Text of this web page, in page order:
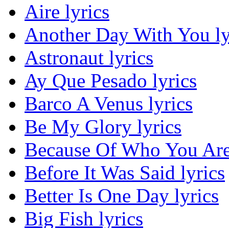
Aire lyrics
Another Day With You
Astronaut lyrics
Ay Que Pesado lyrics
Barco A Venus lyrics
Be My Glory lyrics
Because Of Who You
Before It Was Said lyrics
Better Is One Day lyrics
Big Fish lyrics